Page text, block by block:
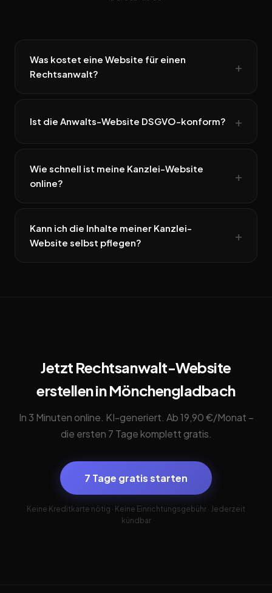
Was kostet eine Website für einen
Rechtsanwalt?
Ist die Anwalts-Website DSGVO-konform?
Wie schnell ist meine Kanzlei-Website
online?
Kann ich die Inhalte meiner Kanzlei-
Website selbst pflegen?
Jetzt Rechtsanwalt-Website
erstellen in Mönchengladbach
In 3 Minuten online. KI-generiert. Ab 19,90 €/Monat –
die ersten 7 Tage komplett gratis.
7 Tage gratis starten
Keine Kreditkarte nötig · Keine Einrichtungsgebühr · Jederzeit
kündbar